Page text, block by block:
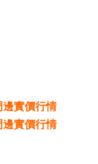
實價行情
實價行情